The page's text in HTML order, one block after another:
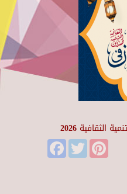
2026
FacebookTwitter